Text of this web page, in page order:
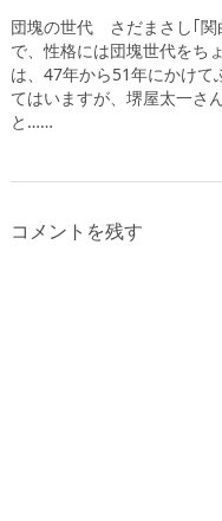
団塊の世代 さだまさし｢関
で、性格には団塊世代をち
は、47年から51年にかけて
てはいますが、堺屋太一さ
と……
コメントを残す